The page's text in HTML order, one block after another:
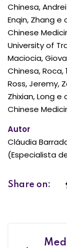
Chinesa,
Enqin, Zhang
Chinese
University of
Maciocia,
Chinesa, Roca,
Ross, Jeremy,
Zhixian, Long
Chinese
Autor
Cláudia
(Especialista
Share on: